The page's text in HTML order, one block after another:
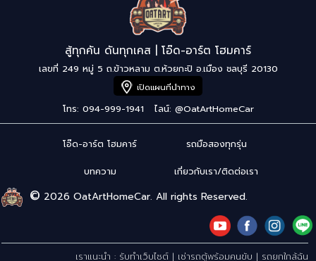
สู้ทุกคัน ดันทุกเคส | โอ๊ด-อาร์ต โฮมคาร์
เลขที่ 249 หมู่ 5 ถ.ข้าวหลาม ต.ห้วยกะปิ อ.เมือง ชลบุรี 20130
เปิดแผนที่นำทาง
โทร: 094-999-1941 ไลน์: @OatArtHomeCar
โอ๊ด-อาร์ต โฮมคาร์ รถมือสองทุกรุ่น
บทความ เกี่ยวกับเรา/ติดต่อเรา
© 2026 OatArtHomeCar. All rights Reserved.
เราแนะนำ : รับทำเว็บไซต์ | เช่ารถตู้พร้อมคนขับ | รถยกใกล้ฉัน